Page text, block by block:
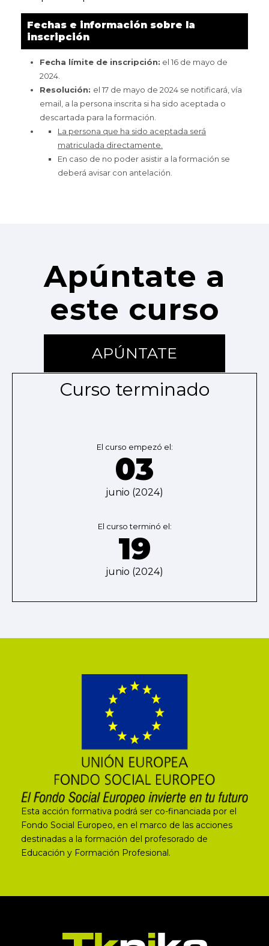
Fechas e información sobre la
inscripción
Fecha límite de inscripción: el 16 de mayo de
2024.
Resolución: el 17 de mayo de 2024 se notificará, vía
email, a la persona inscrita si ha sido aceptada o
descartada para la formación.
La persona que ha sido aceptada será
matriculada directamente.
En caso de no poder asistir a la formación se
deberá avisar con antelación.
Apúntate a
este curso
APÚNTATE
Curso terminado
El curso empezó el:
03
junio (2024)
El curso terminó el:
19
junio (2024)
Esta acción formativa podrá ser co-financiada por el
Fondo Social Europeo, en el marco de las acciones
destinadas a la formación del profesorado de
Educación y Formación Profesional.